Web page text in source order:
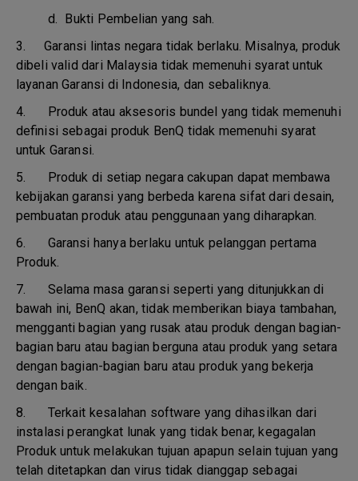
d. Bukti Pembelian yang sah.
3.Garansi lintas negara tidak berlaku. Misalnya, produk
dibeli valid dari Malaysia tidak memenuhi syarat untuk
layanan Garansi di Indonesia, dan sebaliknya.
4. Produk atau aksesoris bundel yang tidak memenuhi
definisi sebagai produk BenQ tidak memenuhi syarat
untuk Garansi.
5. Produk di setiap negara cakupan dapat membawa
kebijakan garansi yang berbeda karena sifat dari desain,
pembuatan produk atau penggunaan yang diharapkan.
6. Garansi hanya berlaku untuk pelanggan pertama
Produk.
7. Selama masa garansi seperti yang ditunjukkan di
bawah ini, BenQ akan, tidak memberikan biaya tambahan,
mengganti bagian yang rusak atau produk dengan bagian-
bagian baru atau bagian berguna atau produk yang setara
dengan bagian-bagian baru atau produk yang bekerja
dengan baik.
8. Terkait kesalahan software yang dihasilkan dari
instalasi perangkat lunak yang tidak benar, kegagalan
Produk untuk melakukan tujuan apapun selain tujuan yang
telah ditetapkan dan virus tidak dianggap sebagai